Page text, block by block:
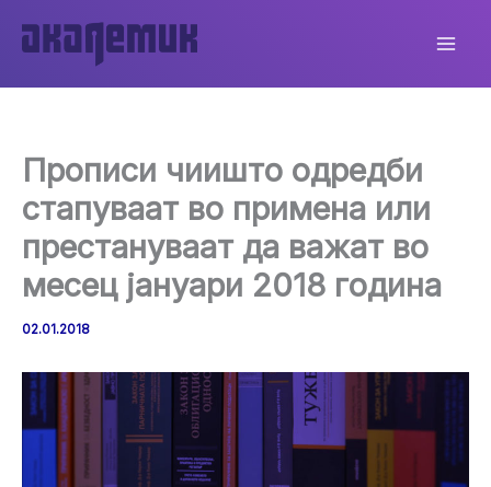
content
Прописи чиишто одредби
стапуваат во примена или
престануваат да важат во
месец јануари 2018 година
02.01.2018